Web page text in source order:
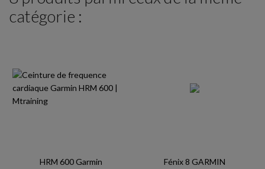
catégorie :
HRM 600 Garmin Fénix 8 GARMIN